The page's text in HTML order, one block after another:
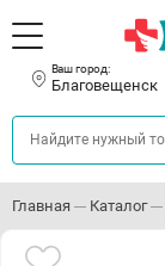
Ваш город:
Благовещенск
Главная Каталог